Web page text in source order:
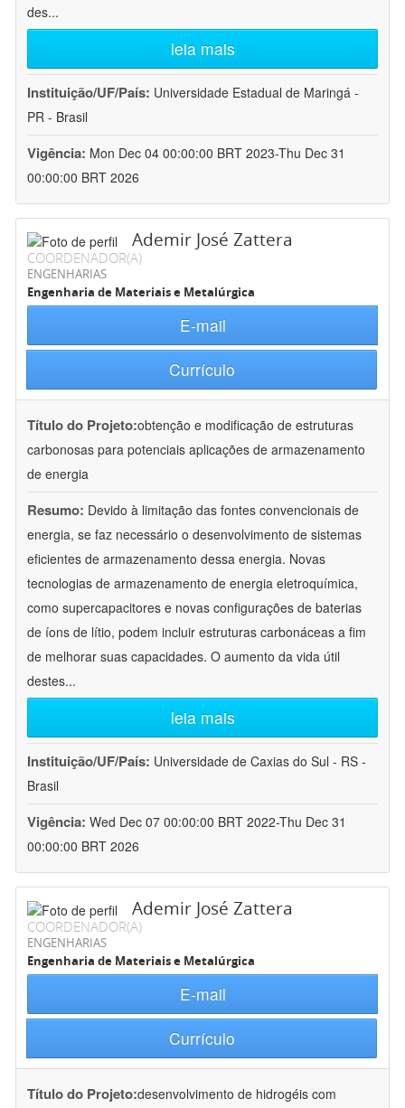
des...
leia mais
Instituição/UF/País: Universidade Estadual de Maringá -
PR - Brasil
Vigência: Mon Dec 04 00:00:00 BRT 2023-Thu Dec 31
00:00:00 BRT 2026
Ademir José Zattera
COORDENADOR(A)
ENGENHARIAS
Engenharia de Materiais e Metalúrgica
E-mail
Currículo
Título do Projeto:obtenção e modificação de estruturas
carbonosas para potenciais aplicações de armazenamento
de energia
Resumo: Devido à limitação das fontes convencionais de
energia, se faz necessário o desenvolvimento de sistemas
eficientes de armazenamento dessa energia. Novas
tecnologias de armazenamento de energia eletroquímica,
como supercapacitores e novas configurações de baterias
de íons de lítio, podem incluir estruturas carbonáceas a fim
de melhorar suas capacidades. O aumento da vida útil
destes...
leia mais
Instituição/UF/País: Universidade de Caxias do Sul - RS -
Brasil
Vigência: Wed Dec 07 00:00:00 BRT 2022-Thu Dec 31
00:00:00 BRT 2026
Ademir José Zattera
COORDENADOR(A)
ENGENHARIAS
Engenharia de Materiais e Metalúrgica
E-mail
Currículo
Título do Projeto:desenvolvimento de hidrogéis com